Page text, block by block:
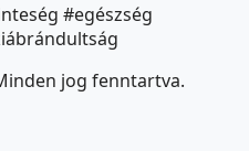
#egészség
jog fenntartva.